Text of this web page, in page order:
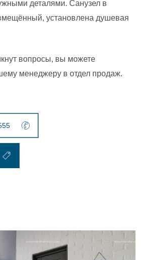
деталями. Санузел в
установлена душевая
вопросы, вы можете
менеджеру в отдел продаж.